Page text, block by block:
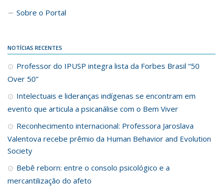
Sobre o Portal
NOTÍCIAS RECENTES
Professor do IPUSP integra lista da Forbes Brasil “50
Over 50”
Intelectuais e lideranças indígenas se encontram em
evento que articula a psicanálise com o Bem Viver
Reconhecimento internacional: Professora Jaroslava
Valentova recebe prêmio da Human Behavior and Evolution
Society
Bebê reborn: entre o consolo psicológico e a
mercantilização do afeto